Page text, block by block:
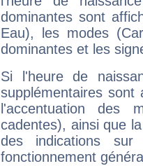
dominantes sont
Eau), les modes
dominantes et les
Si l'heure de
supplémentaires sont
l'accentuation des
cadentes), ainsi que
des indications sur
fonctionnement